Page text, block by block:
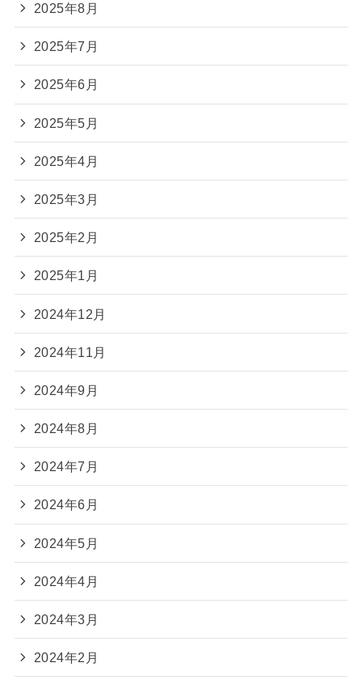
2025年8月
2025年7月
2025年6月
2025年5月
2025年4月
2025年3月
2025年2月
2025年1月
2024年12月
2024年11月
2024年9月
2024年8月
2024年7月
2024年6月
2024年5月
2024年4月
2024年3月
2024年2月